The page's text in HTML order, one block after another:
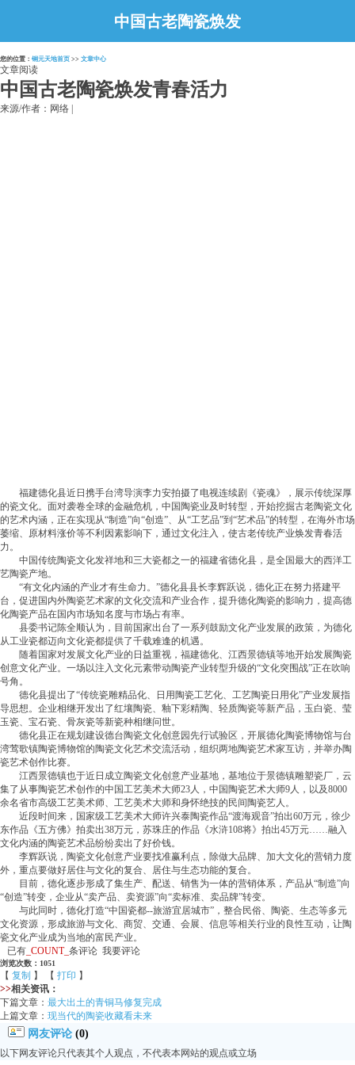
中国古老陶瓷焕发
青春活力
您的位置： 铜元天地首页 >> 文章中心
文章阅读
中国古老陶瓷焕发青春活力
来源/作者：网络 |
福建德化县近日携手台湾导演李力安拍摄了电视连续剧《瓷魂》，展示传统深厚
的瓷文化。面对袭卷全球的金融危机，中国陶瓷业及时转型，开始挖掘古老陶瓷文化
的艺术内涵，正在实现从“制造”向“创造”、从“工艺品”到“艺术品”的转型，在海外市场
萎缩、原材料涨价等不利因素影响下，通过文化注入，使古老传统产业焕发青春活
力。
中国传统陶瓷文化发祥地和三大瓷都之一的福建省德化县，是全国最大的西洋工
艺陶瓷产地。
“有文化内涵的产业才有生命力。”德化县县长李辉跃说，德化正在努力搭建平
台，促进国内外陶瓷艺术家的文化交流和产业合作，提升德化陶瓷的影响力，提高德
化陶瓷产品在国内市场知名度与市场占有率。
县委书记陈全顺认为，目前国家出台了一系列鼓励文化产业发展的政策，为德化
从工业瓷都迈向文化瓷都提供了千载难逢的机遇。
随着国家对发展文化产业的日益重视，福建德化、江西景德镇等地开始发展陶瓷
创意文化产业。一场以注入文化元素带动陶瓷产业转型升级的“文化突围战”正在吹响
号角。
德化县提出了“传统瓷雕精品化、日用陶瓷工艺化、工艺陶瓷日用化”产业发展指
导思想。企业相继开发出了红壤陶瓷、釉下彩精陶、轻质陶瓷等新产品，玉白瓷、莹
玉瓷、宝石瓷、骨灰瓷等新瓷种相继问世。
德化县正在规划建设德台陶瓷文化创意园先行试验区，开展德化陶瓷博物馆与台
湾莺歌镇陶瓷博物馆的陶瓷文化艺术交流活动，组织两地陶瓷艺术家互访，并举办陶
瓷艺术创作比赛。
江西景德镇也于近日成立陶瓷文化创意产业基地，基地位于景德镇雕塑瓷厂，云
集了从事陶瓷艺术创作的中国工艺美术大师23人，中国陶瓷艺术大师9人，以及8000
余名省市高级工艺美术师、工艺美术大师和身怀绝技的民间陶瓷艺人。
近段时间来，国家级工艺美术大师许兴泰陶瓷作品“渡海观音”拍出60万元，徐少
东作品《五方佛》拍卖出38万元，苏珠庄的作品《水浒108将》拍出45万元……融入
文化内涵的陶瓷艺术品纷纷卖出了好价钱。
李辉跃说，陶瓷文化创意产业要找准赢利点，除做大品牌、加大文化的营销力度
外，重点要做好居住与文化的复合、居住与生态功能的复合。
目前，德化逐步形成了集生产、配送、销售为一体的营销体系，产品从“制造”向
“创造”转变，企业从“卖产品、卖资源”向“卖标准、卖品牌”转变。
与此同时，德化打造“中国瓷都--旅游宜居城市”，整合民俗、陶瓷、生态等多元
文化资源，形成旅游与文化、商贸、交通、会展、信息等相关行业的良性互动，让陶
瓷文化产业成为当地的富民产业。
已有 _COUNT_ 条评论 我要评论
浏览次数：1051
【 复制 】 【 打印 】
>>相关资讯：
下篇文章： 最大出土的青铜马修复完成
上篇文章： 现当代的陶瓷收藏看未来
网友评论 (0)
以下网友评论只代表其个人观点，不代表本网站的观点或立场